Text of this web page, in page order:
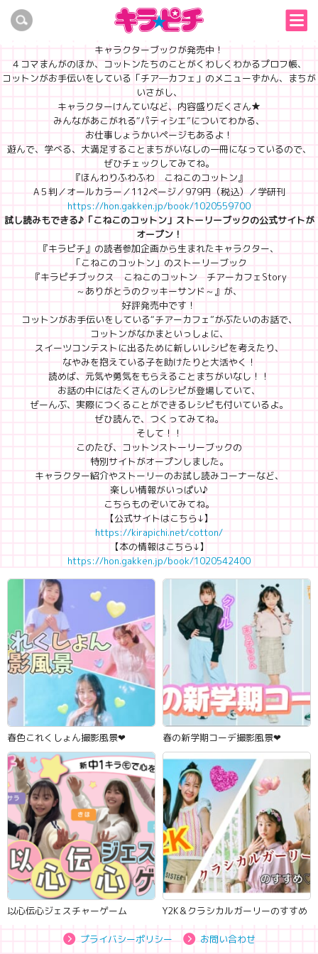
こねこのコットンのキャラブック『ふんわりほわほわ こねこのコットン』
が発売中！
『キラピチ』からうまれたキャラクター“こねこのコットン”の
キャラクターブックが発売中！
４コマまんがのほか、コットンたちのことがくわしくわかるプロフ帳、
コットンがお手伝いをしている「チア―カフェ」のメニューずかん、まちが
いさがし、
キャラクターけんていなど、内容盛りだくさん★
みんながあこがれる“パティシエ”についてわかる、
お仕事しょうかいページもあるよ！
遊んで、学べる、大満足することまちがいなしの一冊になっているので、
ぜひチェックしてみてね。
『ほんわりふわふわ こねこのコットン』
A５判／オールカラー／112ページ／979円（税込）／学研刊
https://hon.gakken.jp/book/1020559700
試し読みもできる♪「こねこのコットン」ストーリーブックの公式サイトが
オープン！
『キラピチ』の読者参加企画から生まれたキャラクター、
「こねこのコットン」のストーリーブック
『キラピチブックス こねこのコットン チアーカフェStory
～ありがとうのクッキーサンド～』が、
好評発売中です！
コットンがお手伝いをしている“チアーカフェ”がぶたいのお話で、
コットンがなかまといっしょに、
スイーツコンテストに出るために新しいレシピを考えたり、
なやみを抱えている子を助けたりと大活やく！
読めば、元気や勇気をもらえることまちがいなし！！
お話の中にはたくさんのレシピが登場していて、
ぜーんぶ、実際につくることができるレシピも付いているよ。
ぜひ読んで、つくってみてね。
そして！！
このたび、コットンストーリーブックの
特別サイトがオープンしました。
キャラクター紹介やストーリーのお試し読みコーナーなど、
楽しい情報がいっぱい♪
こちらものぞいてみてね。
【公式サイトはこちら↓】
https://kirapichi.net/cotton/
【本の情報はこちら↓】
https://hon.gakken.jp/book/1020542400
春色これくしょん撮影風景‪‪❤︎‬ 春の新学期コーデ撮影風景‪‪❤︎‬
以心伝心ジェスチャーゲーム Y2K＆クラシカルガーリーのすすめ
プライバシーポリシー お問い合わせ